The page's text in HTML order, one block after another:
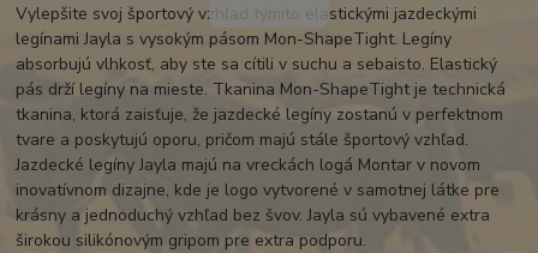
Vylepšite svoj športový vzhľad týmito elastickými jazdeckými
legínami Jayla s vysokým pásom Mon-ShapeTight. Legíny
absorbujú vlhkosť, aby ste sa cítili v suchu a sebaisto. Elastický
pás drží legíny na mieste. Tkanina Mon-ShapeTight je technická
tkanina, ktorá zaisťuje, že jazdecké legíny zostanú v perfektnom
tvare a poskytujú oporu, pričom majú stále športový vzhľad.
Jazdecké legíny Jayla majú na vreckách logá Montar v novom
inovatívnom dizajne, kde je logo vytvorené v samotnej látke pre
krásny a jednoduchý vzhľad bez švov. Jayla sú vybavené extra
širokou silikónovým gripom pre extra podporu.